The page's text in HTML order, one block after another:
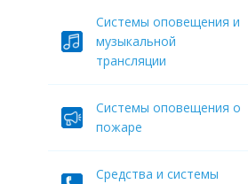
Системы оповещения и
музыкальной
трансляции
Системы оповещения о
пожаре
Средства и системы